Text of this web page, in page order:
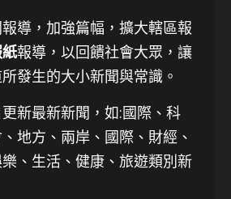
導，加強篇幅，擴大轄區報
報導，以回饋社會大眾，讓
發生的大小新聞與常識。
新最新新聞 ，如:國際、科
地方、兩岸、國際、財經、
、生活、健康、旅遊類別新